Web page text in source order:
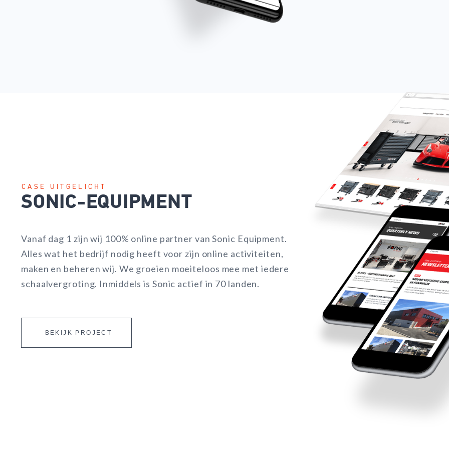
CASE UITGELICHT
SONIC-EQUIPMENT
Vanaf dag 1 zijn wij 100% online partner van Sonic Equipment.
Alles wat het bedrijf nodig heeft voor zijn online activiteiten,
maken en beheren wij. We groeien moeiteloos mee met iedere
schaalvergroting. Inmiddels is Sonic actief in 70 landen.
BEKIJK PROJECT